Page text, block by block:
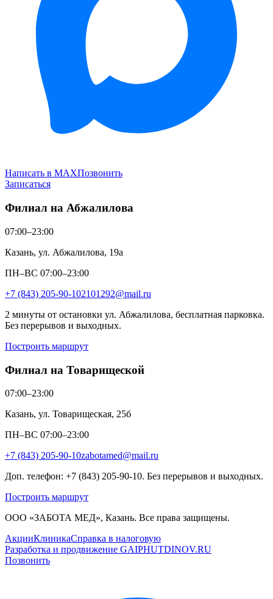
Написать в MAXПозвонить
Записаться
Филиал на Абжалилова
07:00–23:00
Казань, ул. Абжалилова, 19а
ПН–ВС 07:00–23:00
+7 (843) 205-90-102101292@mail.ru
2 минуты от остановки ул. Абжалилова, бесплатная парковка.
Без перерывов и выходных.
Построить маршрут
Филиал на Товарищеской
07:00–23:00
Казань, ул. Товарищеская, 25б
ПН–ВС 07:00–23:00
+7 (843) 205-90-10zabotamed@mail.ru
Доп. телефон: +7 (843) 205-90-10. Без перерывов и выходных.
Построить маршрут
ООО «ЗАБОТА МЕД», Казань. Все права защищены.
АкцииКлиникаСправка в налоговую
Разработка и продвижение GAIPHUTDINOV.RU
Позвонить